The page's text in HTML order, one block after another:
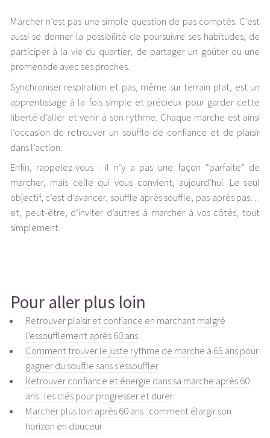
Marcher n’est pas une simple question de pas comptés. C’est
aussi se donner la possibilité de poursuivre ses habitudes, de
participer à la vie du quartier, de partager un goûter ou une
promenade avec ses proches.
Synchroniser respiration et pas, même sur terrain plat, est un
apprentissage à la fois simple et précieux pour garder cette
liberté d’aller et venir à son rythme. Chaque marche est ainsi
l’occasion de retrouver un souffle de confiance et de plaisir
dans l’action.
Enfin, rappelez-vous : il n’y a pas une façon “parfaite” de
marcher, mais celle qui vous convient, aujourd’hui. Le seul
objectif, c’est d’avancer, souffle après souffle, pas après pas…
et, peut-être, d’inviter d’autres à marcher à vos côtés, tout
simplement.
Pour aller plus loin
Retrouver plaisir et confiance en marchant malgré
l’essoufflement après 60 ans
Comment trouver le juste rythme de marche à 65 ans pour
gagner du souffle sans s'essouffler
Retrouver confiance et énergie dans sa marche après 60
ans : les clés pour progresser et durer
Marcher plus loin après 60 ans : comment élargir son
horizon en douceur